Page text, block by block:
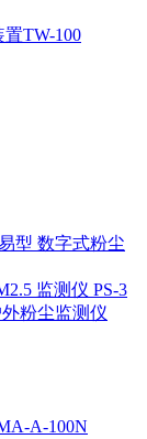
TW-100
型 数字式粉尘
监测仪 PS-3
粉尘监测仪